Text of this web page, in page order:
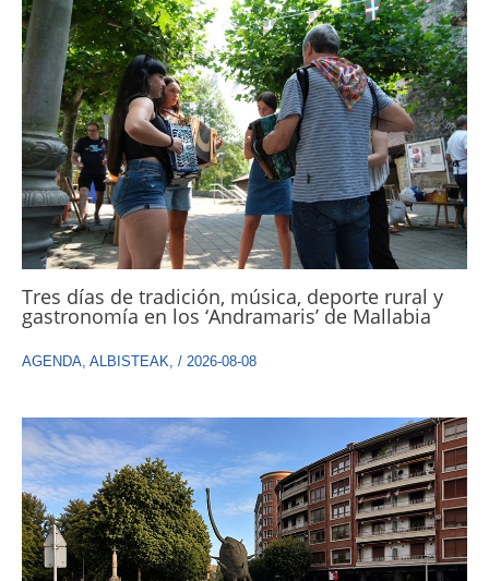
Tres días de tradición, música, deporte rural y
gastronomía en los ‘Andramaris’ de Mallabia
AGENDA, ALBISTEAK, / 2026-08-08